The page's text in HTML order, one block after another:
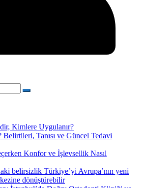
Kimlere Uygulanır?
Belirtileri, Tanısı ve Güncel Tedavi
Konfor ve İşlevsellik Nasıl
belirsizlik Türkiye’yi Avrupa’nın yeni
dönüştürebilir